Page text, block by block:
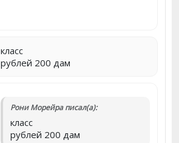
класс
рублей 200 дам
Рони Морейра писал(а):
класс
рублей 200 дам